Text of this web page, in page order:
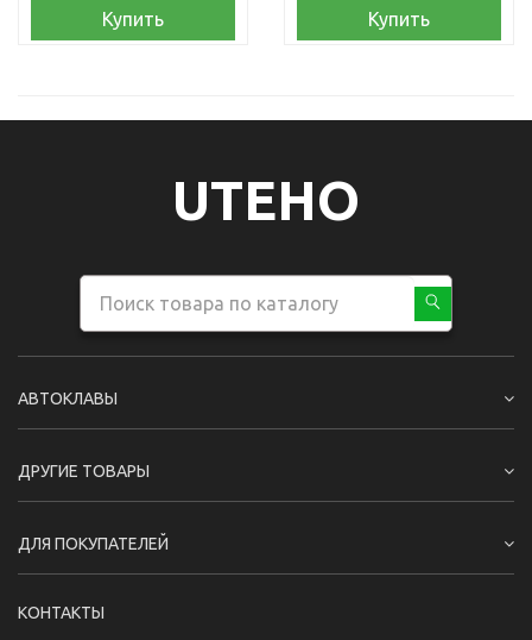
Купить Купить
UTEHO
АВТОКЛАВЫ
ДРУГИЕ ТОВАРЫ
ДЛЯ ПОКУПАТЕЛЕЙ
КОНТАКТЫ